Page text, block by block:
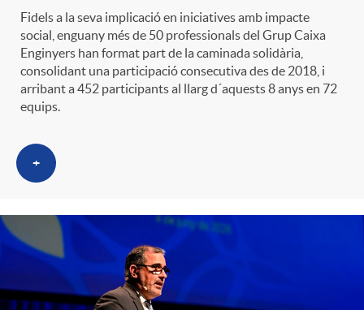
Fidels a la seva implicació en iniciatives amb impacte
social, enguany més de 50 professionals del Grup Caixa
Enginyers han format part de la caminada solidària,
consolidant una participació consecutiva des de 2018, i
arribant a 452 participants al llarg d´aquests 8 anys en 72
equips.
+